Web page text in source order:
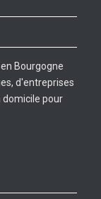
Bourgogne
d'entreprises
pour